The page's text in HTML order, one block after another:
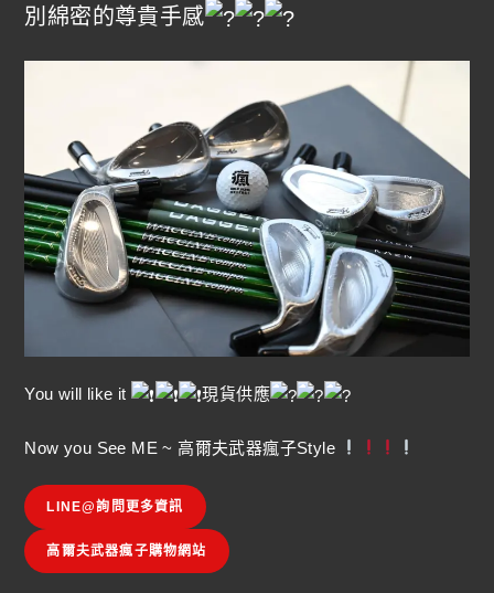
別綿密的尊貴手感
You will like it 現貨供應
Now you See ME ~ 高爾夫武器瘋子Style
LINE@詢問更多資訊
高爾夫武器瘋子購物網站